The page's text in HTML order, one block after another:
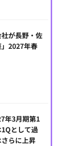
が長野・佐
2027年春
年3月期第1
として過
らに上昇